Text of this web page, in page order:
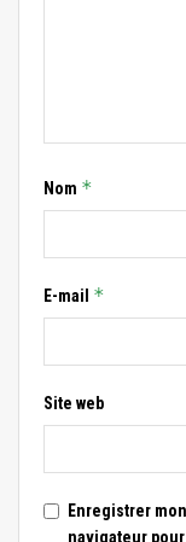
Nom *
E-mail *
Site web
Enregistrer
navigateur